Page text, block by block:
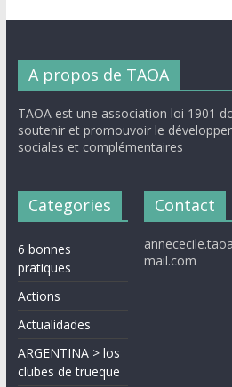
A propos de TAOA
TAOA est une association loi 1901
soutenir et promouvoir le
sociales et complémentaires
Categories
6 bonnes
pratiques
Actions
Actualidades
ARGENTINA > los
clubes de trueque
Contact
mail.com